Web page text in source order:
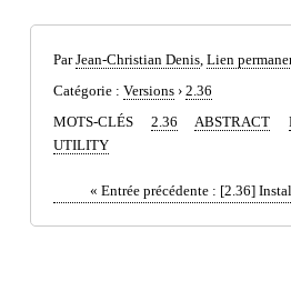
ParJean-Christian Denis, Lien
Catégorie : Versions› 2.36
MOTS-CLÉS
2.36 ABSTRACT
UTILITY
« Entrée précédente : [2.36]